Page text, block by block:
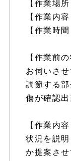
【作業場
【作業内
【作業時
【作業前の
お伺いさ
調節する
傷が確認出
【作業内容
状況を説
か提案さ